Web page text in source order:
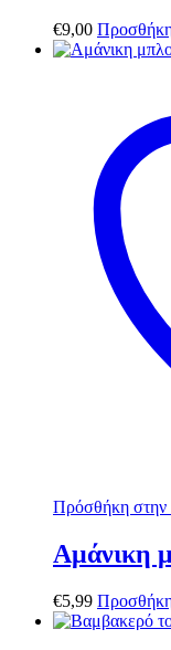
€9,00
Πρόσθήκη στην
Αμάνικη
€5,99